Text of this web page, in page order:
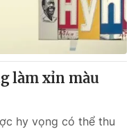
làm xỉn màu
hy vọng có thể thu